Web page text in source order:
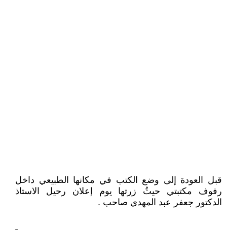
قبل العودة إلى وضع الكتب في مكانها الطبيعي داخل
رفوف مكتبتي حيثُ زرتها يوم إعلان رحيل الاستاذ
الدكتور جعفر عبد المهدي صاحب .